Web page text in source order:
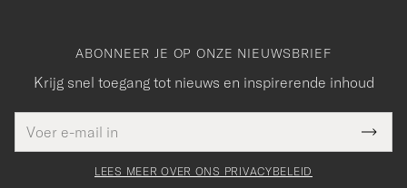
ABONNEER JE OP ONZE NIEUWSBRIEF
Krijg snel toegang tot nieuws en inspirerende inhoud
mailadres
veldBedankt
voor
LEES MEER OVER ONS PRIVACYBELEID